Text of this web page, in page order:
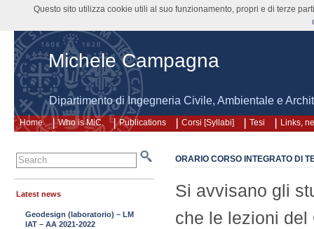
Michele Campagna
Dipartimento di Ingegneria Civile, Ambientale e
Home Who is MiC. Publications Corsi [Syllabi] Tesi Links,
ORARIO CORSO INTEGRATO DI
Si avvisano gli
che le lezioni del
Latest news
Geodesign (laboratorio) – LM
IAT – AA 2021-2022
Questo sito utilizza cookie utili al suo funzionamento, propri e di terze